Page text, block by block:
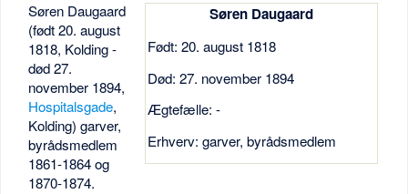
Søren Daugaard
Født: 20. august 1818
Død: 27. november 1894
Ægtefælle: -
Erhverv: garver, byrådsmedlem
Søren Daugaard
(født 20. august
1818, Kolding -
død 27.
november 1894,
Hospitalsgade,
Kolding) garver,
byrådsmedlem
1861-1864 og
1870-1874.